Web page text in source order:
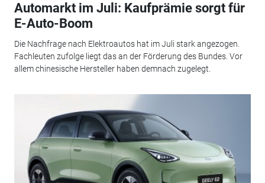
Automarkt im Juli: Kaufprämie sorgt für
E-Auto-Boom
Die Nachfrage nach Elektroautos hat im Juli stark angezogen.
Fachleuten zufolge liegt das an der Förderung des Bundes. Vor
allem chinesische Hersteller haben demnach zugelegt.